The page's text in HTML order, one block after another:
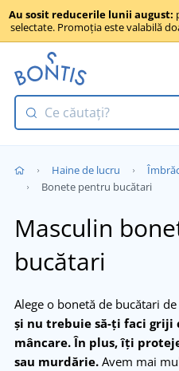
Au sosit reducerile lunii august:
selectate. Promoția este valabilă
Haine de lucru
Bonete pentru bucătari
Masculin
bucătari
Alege o bonetă de bucătari
și nu trebuie să-ți faci griji
mâncare. În plus, îți
sau murdărie. Avem mai